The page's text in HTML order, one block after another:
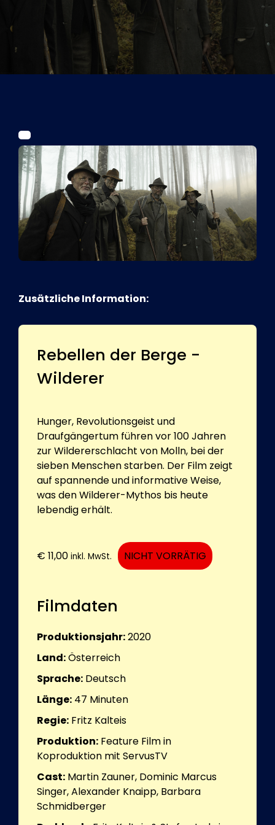
Kurier Romy 2026
Zusätzliche Information:
Rebellen der Berge -
Wilderer
Hunger, Revolutionsgeist und
Draufgängertum führen vor 100 Jahren
zur Wildererschlacht von Molln, bei der
sieben Menschen starben. Der Film zeigt
auf spannende und informative Weise,
was den Wilderer-Mythos bis heute
lebendig erhält.
€ 11,00 inkl. MwSt. NICHT VORRÄTIG
Filmdaten
Produktionsjahr:2020
Land:Österreich
Sprache: Deutsch
Länge: 47 Minuten
Regie: Fritz Kalteis
Produktion: Feature Film in
Koproduktion mit ServusTV
Cast: Martin Zauner, Dominic Marcus
Singer, Alexander Knaipp, Barbara
Schmidberger